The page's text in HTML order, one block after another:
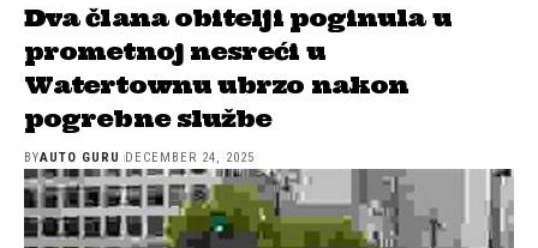
Dva člana obitelji poginula u
prometnoj nesreći u
Watertownu ubrzo nakon
pogrebne službe
BYAUTO GURU DECEMBER 24, 2025